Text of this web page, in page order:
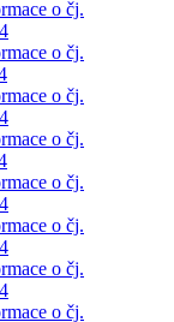
o čj.
o čj.
o čj.
o čj.
o čj.
o čj.
o čj.
o čj.